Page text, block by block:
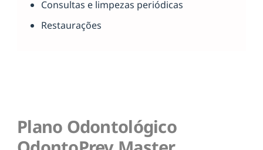
Consultas e limpezas periódicas
Restaurações
Plano Odontológico